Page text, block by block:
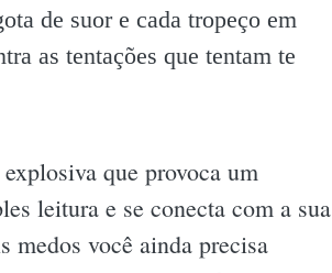
de suor e cada tropeço em
as tentações que tentam te
que provoca um
leitura e se conecta com a sua
medos você ainda precisa